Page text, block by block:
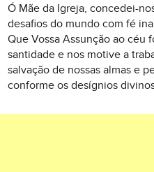
Ó Mãe da Igreja, concedei-
desafios do mundo com fé
Que Vossa Assunção ao céu
santidade e nos motive a
salvação de nossas almas e
conforme os desígnios